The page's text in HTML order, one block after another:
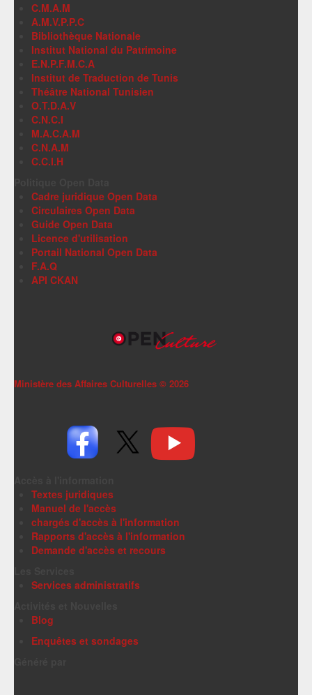
C.M.A.M
A.M.V.P.P.C
Bibliothèque Nationale
Institut National du Patrimoine
E.N.P.F.M.C.A
Institut de Traduction de Tunis
Théâtre National Tunisien
O.T.D.A.V
C.N.C.I
M.A.C.A.M
C.N.A.M
C.C.I.H
Cadre juridique Open Data
Circulaires Open Data
Guide Open Data
Licence d'utilisation
Portail National Open Data
F.A.Q
API CKAN
Ministère des Affaires Culturelles © 2026
Textes juridiques
Manuel de l'accès
chargés d'accès à l'information
Rapports d'accès à l'information
Demande d'accès et recours
Services administratifs
Blog
Enquêtes et sondages